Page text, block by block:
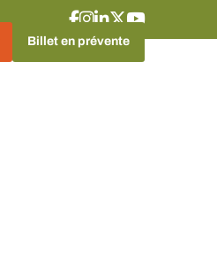
Billet en prévente